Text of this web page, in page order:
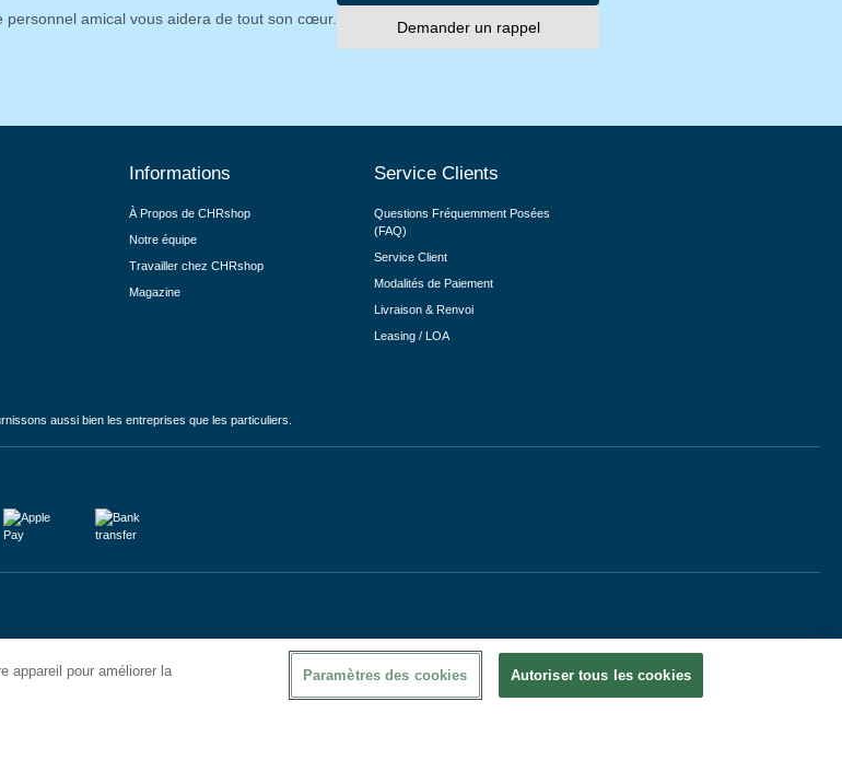
personnel amical vous aidera de tout son cœur.
Demander un rappel
Informations
À Propos de CHRshop
Notre équipe
Travailler chez CHRshop
Magazine
Service Clients
Questions Fréquemment Posées
(FAQ)
Service Client
Modalités de Paiement
Livraison & Renvoi
Leasing / LOA
aussi bien les entreprises que les particuliers.
appareil pour améliorer la
Paramètres des cookies Autoriser tous les cookies